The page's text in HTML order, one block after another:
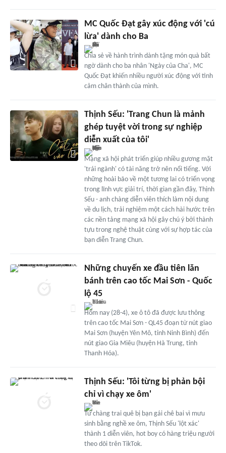
MC Quốc Đạt gây xúc động với 'cú
lừa' dành cho Ba
Chia sẻ về hành trình dành tặng món quà bất
ngờ dành cho ba nhân 'Ngày của Cha', MC
Quốc Đạt khiến nhiều người xúc động với tình
cảm chân thành của mình.
Thịnh Sếu: 'Trang Chun là mảnh
ghép tuyệt vời trong sự nghiệp
diễn xuất của tôi'
Mạng xã hội phát triển giúp nhiều gương mặt
'trái ngành' có tài năng trở nên nổi tiếng. Với
những hoài bão về một tương lai có triển vọng
trong lĩnh vực giải trí, thời gian gần đây, Thịnh
Sếu - anh chàng diễn viên thích làm nội dung
về du lịch, trải nghiệm một cách hài hước trên
các nền tảng mạng xã hội gây chú ý bởi thành
tựu trong nghệ thuật cùng với sự hợp tác của
bạn diễn Trang Chun.
Những chuyến xe đầu tiên lăn
bánh trên cao tốc Mai Sơn - Quốc
lộ 45
Hôm nay (28-4), xe ô tô đã được lưu thông
trên cao tốc Mai Sơn - QL45 đoạn từ nút giao
Mai Sơn (huyện Yên Mô, tỉnh Ninh Bình) đến
nút giao Gia Miêu (huyện Hà Trung, tỉnh
Thanh Hóa).
Thịnh Sếu: 'Tôi từng bị phản bội
chỉ vì chạy xe ôm'
Từ chàng trai quê bị bạn gái chê bai vì mưu
sinh bằng nghề xe ôm, Thịnh Sếu 'lột xác'
thành 1 diễn viên, hot boy có hàng triệu người
theo dõi trên TikTok.